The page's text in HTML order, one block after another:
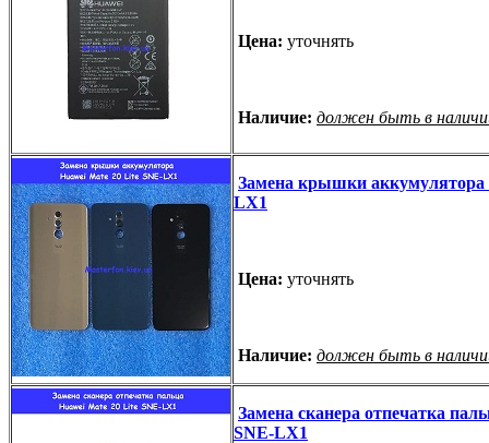
Цена: уточнять
Наличие: должен быть в
Замена крышки аккумулятора
LX1
Цена: уточнять
Наличие: должен быть в
Замена сканера отпечатка
SNE-LX1